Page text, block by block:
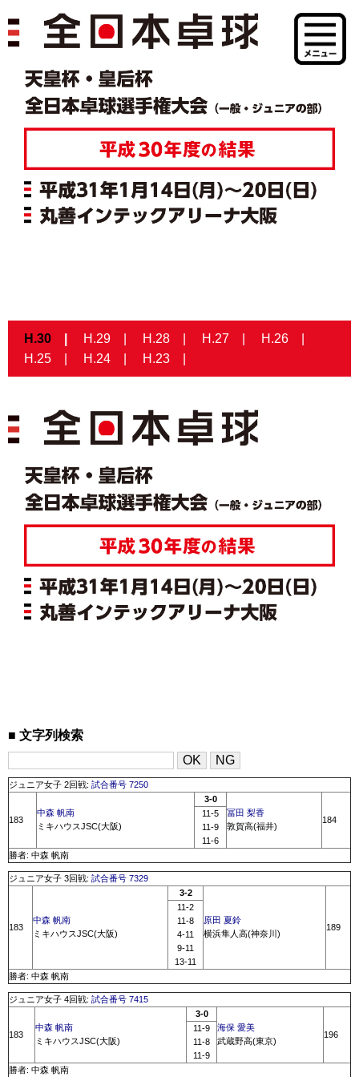
H.30 H.29 H.28 H.27
H.26
H.25
H.24 H.23
文字列検索
ジュニア女子 2回戦: 試合番号 7250
183
中森 帆南
ミキハウスJSC(大阪)
3-0
冨田 梨香
敦賀高(福井)
184
11-5
11-9
11-6
勝者: 中森 帆南
ジュニア女子 3回戦: 試合番号 7329
183
中森 帆南
ミキハウスJSC(大阪)
3-2
原田 夏鈴
横浜隼人高(神奈川)
189
11-2
11-8
4-11
9-11
13-11
勝者: 中森 帆南
ジュニア女子 4回戦: 試合番号 7415
183
中森 帆南
ミキハウスJSC(大阪)
3-0
海保 愛美
武蔵野高(東京)
196
11-9
11-8
11-9
勝者: 中森 帆南